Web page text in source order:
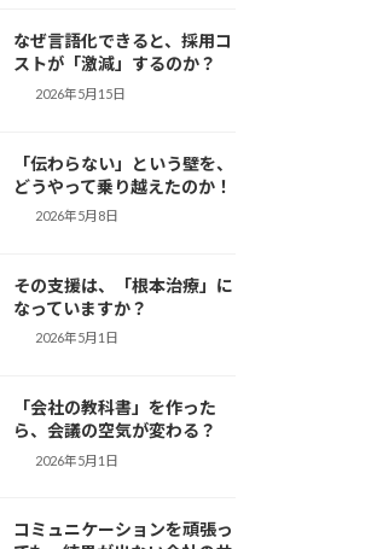
なぜ言語化できると、採用コ
ストが「激減」するのか？
2026年5月15日
「伝わらない」という壁を、
どうやって乗り越えたのか！
2026年5月8日
その支援は、「根本治療」に
なっていますか？
2026年5月1日
「会社の教科書」を作った
ら、会議の空気が変わる？
2026年5月1日
コミュニケーションを頑張っ